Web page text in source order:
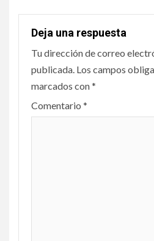
Deja una respuesta
Tu dirección de correo
publicada. Los campos
marcados con*
Comentario *